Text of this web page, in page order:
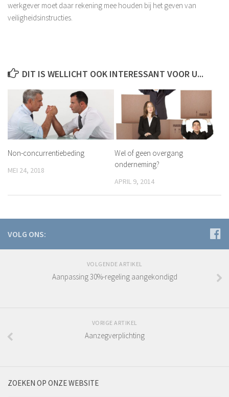
werkgever moet daar rekening mee houden bij het geven van
veiligheidsinstructies.
DIT IS WELLICHT OOK INTERESSANT VOOR U...
Non-concurrentiebeding
MEI 24, 2018
Wel of geen overgang
onderneming?
APRIL 9, 2014
VOLG ONS:
VOLGENDE ARTIKEL
Aanpassing 30%-regeling aangekondigd
VORIGE ARTIKEL
Aanzegverplichting
ZOEKEN OP ONZE WEBSITE